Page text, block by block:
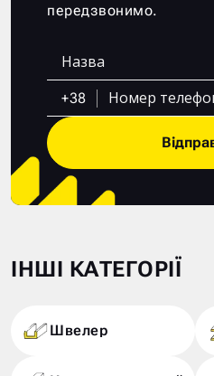
передзвонимо.
+38
ІНШІ КАТЕГОРІЇ
Швелер